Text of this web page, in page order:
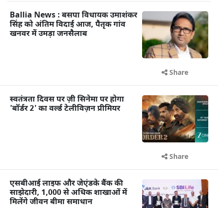
Ballia News : बसपा विधायक उमाशंकर
सिंह को अंतिम विदाई आज, पैतृक गांव
खनवर में उमड़ा जनसैलाब
Share
स्वतंत्रता दिवस पर ज़ी सिनेमा पर होगा
'बॉर्डर 2' का वर्ल्ड टेलीविज़न प्रीमियर
Share
एसबीआई लाइफ और जेएंडके बैंक की
साझेदारी, 1,000 से अधिक शाखाओं में
मिलेंगे जीवन बीमा समाधान